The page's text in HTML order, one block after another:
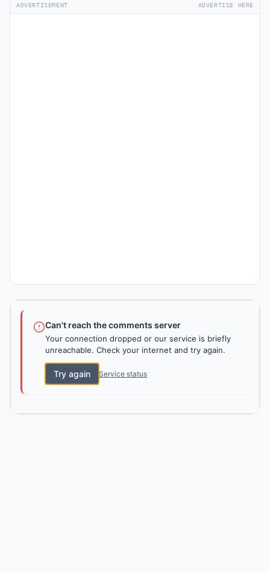
ADVERTISEMENT ADVERTISE HERE
Can't reach the comments server
Your connection dropped or our service is briefly
unreachable. Check your internet and try again.
Try again Service status